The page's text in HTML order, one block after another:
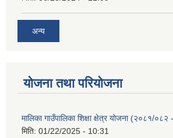
अन्य
योजना तथा परियोजना
मालिका गाउँपालिका शिक्षा क्षेत्र योजना (२०८१/
मिति: 01/22/2025 - 10:31